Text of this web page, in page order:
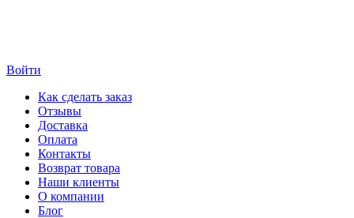
Войти
Как сделать заказ
Отзывы
Доставка
Оплата
Контакты
Возврат товара
Наши клиенты
О компании
Блог